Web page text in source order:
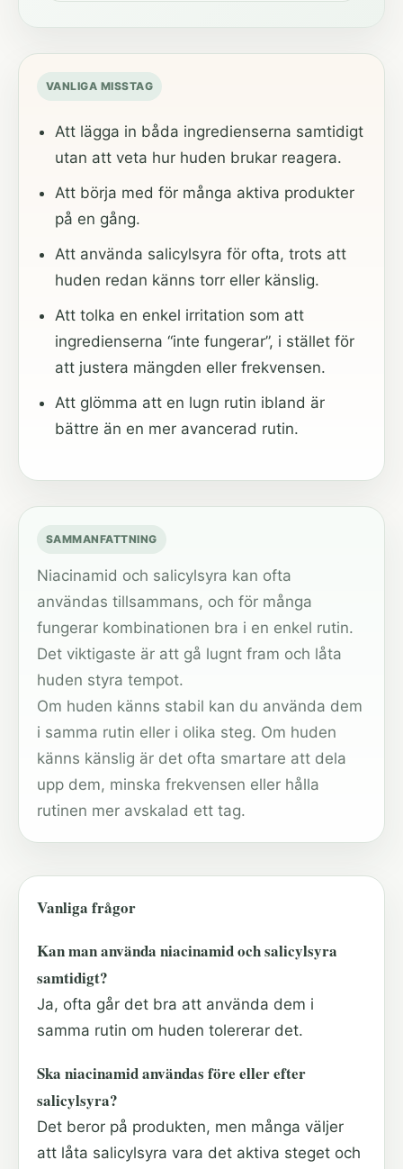
VANLIGA MISSTAG
Att lägga in båda ingredienserna samtidigt
utan att veta hur huden brukar reagera.
Att börja med för många aktiva produkter
på en gång.
Att använda salicylsyra för ofta, trots att
huden redan känns torr eller känslig.
Att tolka en enkel irritation som att
ingredienserna “inte fungerar”, i stället för
att justera mängden eller frekvensen.
Att glömma att en lugn rutin ibland är
bättre än en mer avancerad rutin.
SAMMANFATTNING
Niacinamid och salicylsyra kan ofta
användas tillsammans, och för många
fungerar kombinationen bra i en enkel rutin.
Det viktigaste är att gå lugnt fram och låta
huden styra tempot.
Om huden känns stabil kan du använda dem
i samma rutin eller i olika steg. Om huden
känns känslig är det ofta smartare att dela
upp dem, minska frekvensen eller hålla
rutinen mer avskalad ett tag.
Vanliga frågor
Kan man använda niacinamid och salicylsyra
samtidigt?
Ja, ofta går det bra att använda dem i
samma rutin om huden tolererar det.
Ska niacinamid användas före eller efter
salicylsyra?
Det beror på produkten, men många väljer
att låta salicylsyra vara det aktiva steget och